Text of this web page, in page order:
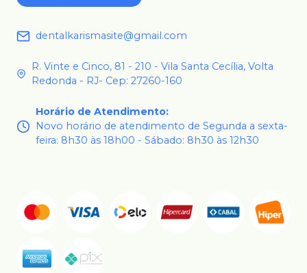
dentalkarismasite@gmail.com
R. Vinte e Cinco, 81 - 210 - Vila Santa Cecília, Volta
Redonda - RJ- Cep: 27260-160
Horário de Atendimento:
Novo horário de atendimento de Segunda a sexta-
feira: 8h30 às 18h00 - Sábado: 8h30 às 12h30